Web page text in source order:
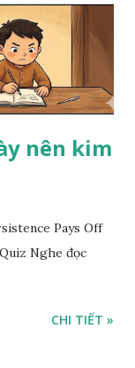
nên kim
Pays Off
Nghe đọc
CHI TIẾT »